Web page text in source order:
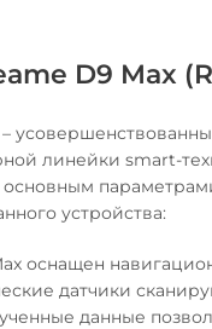
D9 Max
линейки smart-
основным
устройства:
оснащен
датчики
данные